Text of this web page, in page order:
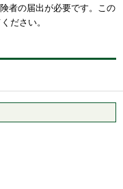
者の届出が必要です。この
ださい。